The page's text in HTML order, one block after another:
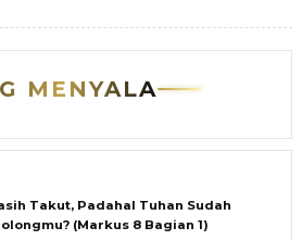
MENYALA
Takut, Padahal Tuhan Sudah
(Markus 8 Bagian 1)